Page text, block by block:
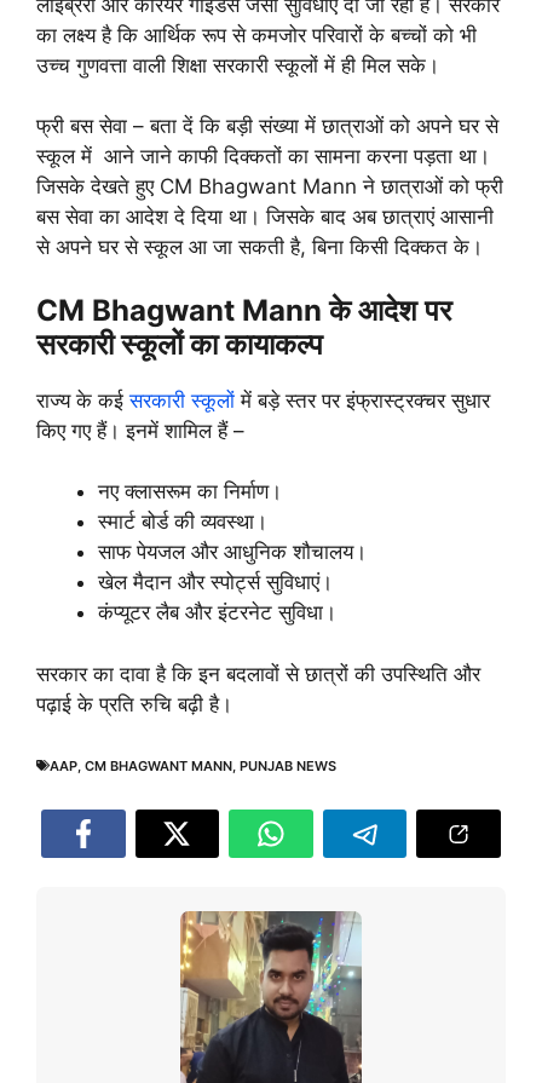
का लक्ष्य है कि आर्थिक रूप से कमजोर परिवारों के बच्चों को भी
उच्च गुणवत्ता वाली शिक्षा सरकारी स्कूलों में ही मिल सके।
फ्री बस सेवा – बता दें कि बड़ी संख्या में छात्राओं को अपने घर से
स्कूल में आने जाने काफी दिक्कतों का सामना करना पड़ता था।
जिसके देखते हुए CM Bhagwant Mann ने छात्राओं को फ्री
बस सेवा का आदेश दे दिया था। जिसके बाद अब छात्राएं आसानी
से अपने घर से स्कूल आ जा सकती है, बिना किसी दिक्कत के।
CM Bhagwant Mann के आदेश पर
सरकारी स्कूलों का कायाकल्प
राज्य के कईसरकारी स्कूलों में बड़े स्तर पर इंफ्रास्ट्रक्चर सुधार
किए गए हैं। इनमें शामिल हैं –
नए क्लासरूम का निर्माण।
स्मार्ट बोर्ड की व्यवस्था।
साफ पेयजल और आधुनिक शौचालय।
खेल मैदान और स्पोर्ट्स सुविधाएं।
कंप्यूटर लैब और इंटरनेट सुविधा।
सरकार का दावा है कि इन बदलावों से छात्रों की उपस्थिति और
पढ़ाई के प्रति रुचि बढ़ी है।
AAP CM BHAGWANT MANN PUNJAB NEWS